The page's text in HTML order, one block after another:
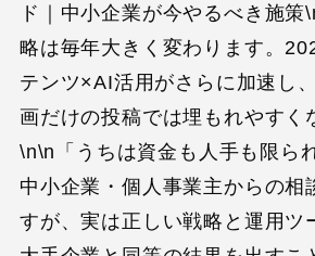
ド｜中小企業が今やるべき施
略は毎年大きく変わります。
テンツ×AI活用がさらに加速し
画だけの投稿では埋もれやすく
\n\n「うちは資金も人手も限ら
中小企業・個人事業主からの相
すが、実は正しい戦略と運用ツ